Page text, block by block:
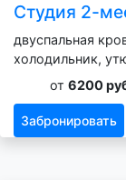
Студия 2-
двуспальная
холодильник,
от 6200
Забронировать